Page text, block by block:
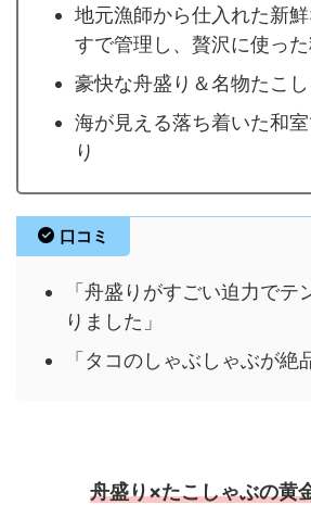
地元漁師から仕入れた新
すで管理し、贅沢に使っ
豪快な舟盛り＆名物たこ
海が見える落ち着いた和
り
口コミ
「舟盛りがすごい迫力でテ
りました」
「タコのしゃぶしゃぶが絶
舟盛り×たこしゃぶの黄